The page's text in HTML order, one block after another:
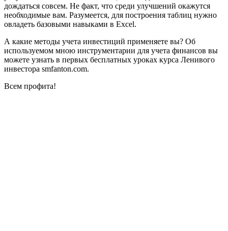
дождаться совсем. Не факт, что среди улучшений окажутся
необходимые вам. Разумеется, для построения таблиц нужно
овладеть базовыми навыками в Excel.
А какие методы учета инвестиций применяете вы? Об
используемом мною инструментарии для учета финансов вы
можете узнать в первых бесплатных уроках курса Ленивого
инвестора smfanton.com.
Всем профита!